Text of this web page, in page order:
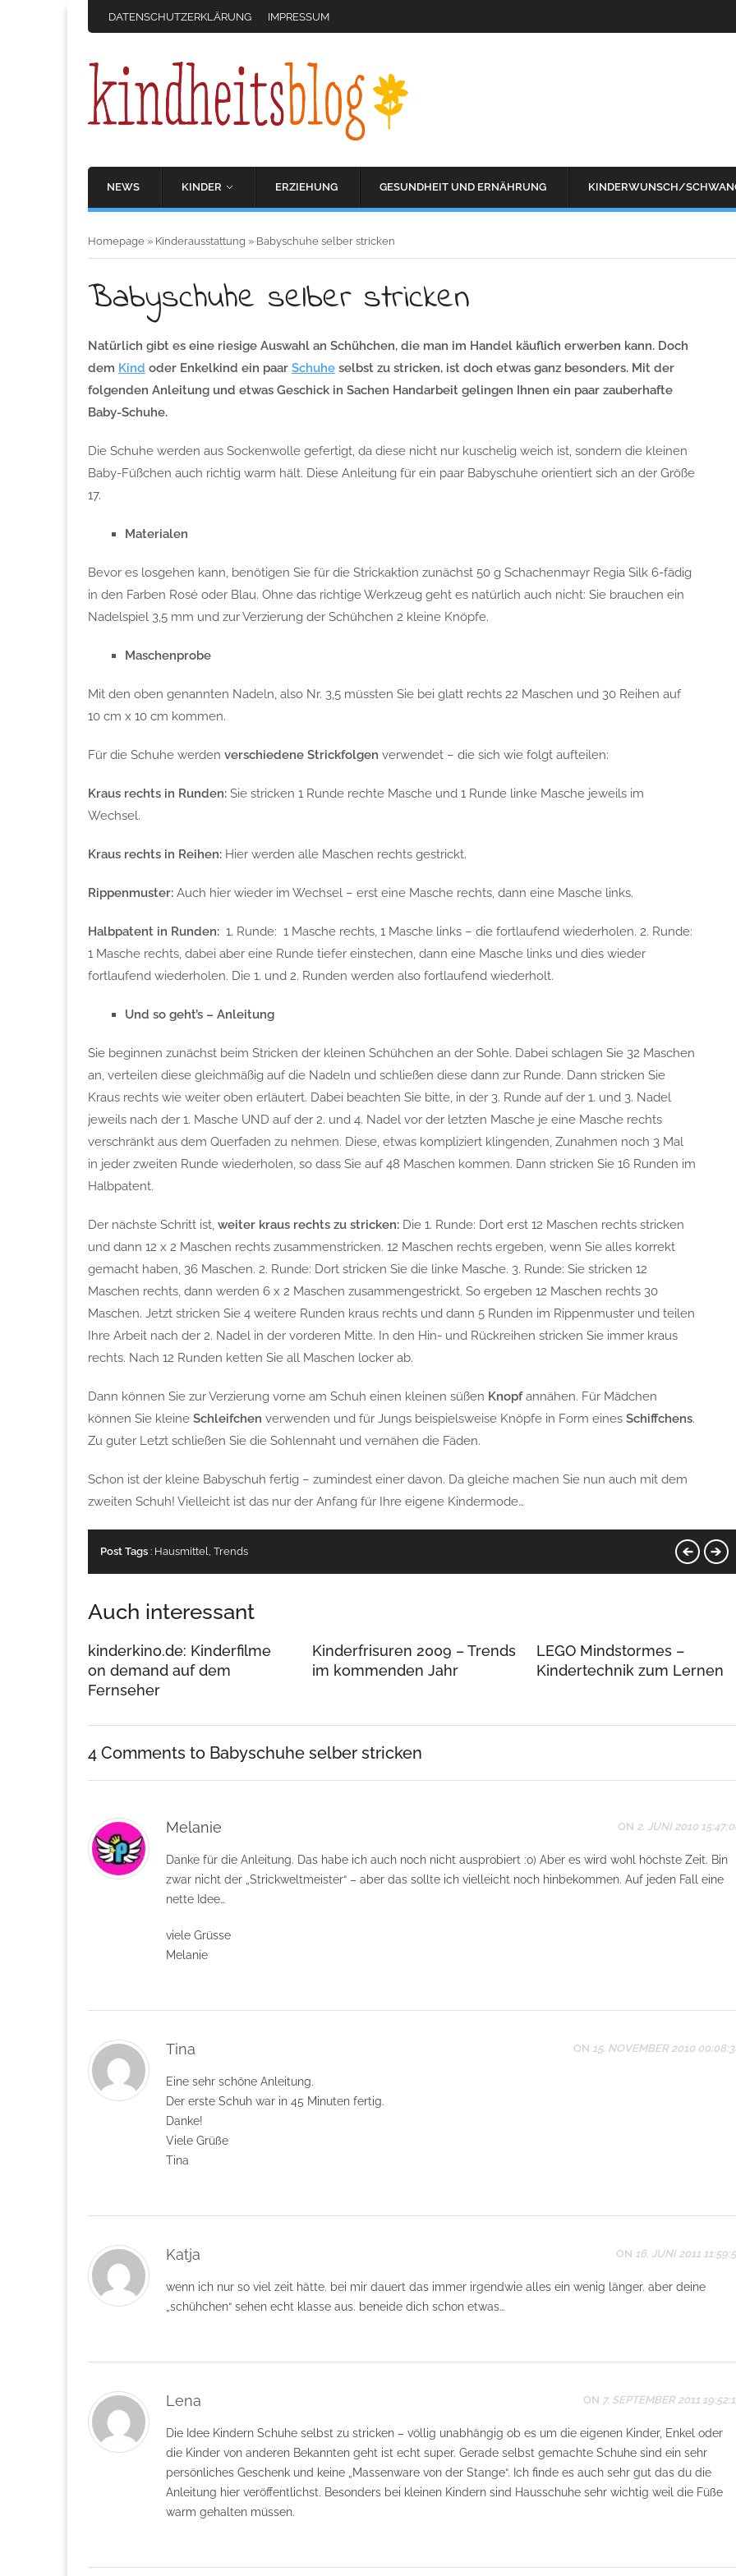
DATENSCHUTZERKLÄRUNG IMPRESSUM
NEWS KINDER ERZIEHUNG GESUNDHEIT UND ERNÄHRUNG KINDERWUNSCH/
Homepage » Kinderausstattung » Babyschuhe selber stricken
Babyschuhe selber stricken
Natürlich gibt es eine riesige Auswahl an Schühchen, die man im Handel käuflich erwerben kann. Doch
dem Kind oder Enkelkind ein paar Schuhe selbst zu stricken, ist doch etwas ganz besonders. Mit der
folgenden Anleitung und etwas Geschick in Sachen Handarbeit gelingen Ihnen ein paar zauberhafte
Baby-Schuhe.
Die Schuhe werden aus Sockenwolle gefertigt, da diese nicht nur kuschelig weich ist, sondern die kleinen
Baby-Füßchen auch richtig warm hält. Diese Anleitung für ein paar Babyschuhe orientiert sich an der Größe
17.
Materialen
Bevor es losgehen kann, benötigen Sie für die Strickaktion zunächst 50 g Schachenmayr Regia Silk 6-fädig
in den Farben Rosé oder Blau. Ohne das richtige Werkzeug geht es natürlich auch nicht: Sie brauchen ein
Nadelspiel 3,5 mm und zur Verzierung der Schühchen 2 kleine Knöpfe.
Maschenprobe
Mit den oben genannten Nadeln, also Nr. 3,5 müssten Sie bei glatt rechts 22 Maschen und 30 Reihen auf
10 cm x 10 cm kommen.
Für die Schuhe werden verschiedene Strickfolgen verwendet – die sich wie folgt aufteilen:
Kraus rechts in Runden: Sie stricken 1 Runde rechte Masche und 1 Runde linke Masche jeweils im
Wechsel.
Kraus rechts in Reihen: Hier werden alle Maschen rechts gestrickt.
Rippenmuster: Auch hier wieder im Wechsel – erst eine Masche rechts, dann eine Masche links.
Halbpatent in Runden: 1. Runde: 1 Masche rechts, 1 Masche links – die fortlaufend wiederholen. 2. Runde:
1 Masche rechts, dabei aber eine Runde tiefer einstechen, dann eine Masche links und dies wieder
fortlaufend wiederholen. Die 1. und 2. Runden werden also fortlaufend wiederholt.
Und so geht’s – Anleitung
Sie beginnen zunächst beim Stricken der kleinen Schühchen an der Sohle. Dabei schlagen Sie 32 Maschen
an, verteilen diese gleichmäßig auf die Nadeln und schließen diese dann zur Runde. Dann stricken Sie
Kraus rechts wie weiter oben erläutert. Dabei beachten Sie bitte, in der 3. Runde auf der 1. und 3. Nadel
jeweils nach der 1. Masche UND auf der 2. und 4. Nadel vor der letzten Masche je eine Masche rechts
verschränkt aus dem Querfaden zu nehmen. Diese, etwas kompliziert klingenden, Zunahmen noch 3 Mal
in jeder zweiten Runde wiederholen, so dass Sie auf 48 Maschen kommen. Dann stricken Sie 16 Runden im
Halbpatent.
Der nächste Schritt ist, weiter kraus rechts zu stricken: Die 1. Runde: Dort erst 12 Maschen rechts stricken
und dann 12 x 2 Maschen rechts zusammenstricken. 12 Maschen rechts ergeben, wenn Sie alles korrekt
gemacht haben, 36 Maschen. 2. Runde: Dort stricken Sie die linke Masche. 3. Runde: Sie stricken 12
Maschen rechts, dann werden 6 x 2 Maschen zusammengestrickt. So ergeben 12 Maschen rechts 30
Maschen. Jetzt stricken Sie 4 weitere Runden kraus rechts und dann 5 Runden im Rippenmuster und teilen
Ihre Arbeit nach der 2. Nadel in der vorderen Mitte. In den Hin- und Rückreihen stricken Sie immer kraus
rechts. Nach 12 Runden ketten Sie all Maschen locker ab.
Dann können Sie zur Verzierung vorne am Schuh einen kleinen süßen Knopfannähen. Für Mädchen
können Sie kleine Schleifchen verwenden und für Jungs beispielsweise Knöpfe in Form eines Schiffchens.
Zu guter Letzt schließen Sie die Sohlennaht und vernähen die Fäden.
Schon ist der kleine Babyschuh fertig – zumindest einer davon. Da gleiche machen Sie nun auch mit dem
zweiten Schuh! Vielleicht ist das nur der Anfang für Ihre eigene Kindermode…
Post Tags : Hausmittel, Trends
Auch interessant
kinderkino.de: Kinderfilme
on demand auf dem
Fernseher
Kinderfrisuren 2009 – Trends
im kommenden Jahr
LEGO Mindstormes –
Kindertechnik zum Lernen
4 Comments to Babyschuhe selber stricken
Melanie ON 2. JUNI 2010
Danke für die Anleitung. Das habe ich auch noch nicht ausprobiert :o) Aber es wird wohl höchste Zeit. Bin
zwar nicht der „Strickweltmeister“ – aber das sollte ich vielleicht noch hinbekommen. Auf jeden Fall eine
nette Idee…
viele Grüsse
Melanie
Tina ON 15. NOVEMBER 2010
Eine sehr schöne Anleitung.
Der erste Schuh war in 45 Minuten fertig.
Danke!
Viele Grüße
Tina
Katja ON 16. JUNI 2011
wenn ich nur so viel zeit hätte. bei mir dauert das immer irgendwie alles ein wenig länger. aber deine
„schühchen“ sehen echt klasse aus. beneide dich schon etwas…
Lena ON 7. SEPTEMBER 2011
Die Idee Kindern Schuhe selbst zu stricken – völlig unabhängig ob es um die eigenen Kinder, Enkel oder
die Kinder von anderen Bekannten geht ist echt super. Gerade selbst gemachte Schuhe sind ein sehr
persönliches Geschenk und keine „Massenware von der Stange“. Ich finde es auch sehr gut das du die
Anleitung hier veröffentlichst. Besonders bei kleinen Kindern sind Hausschuhe sehr wichtig weil die Füße
warm gehalten müssen.